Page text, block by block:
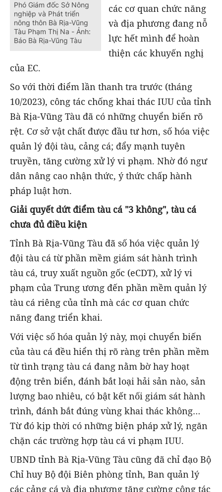
Phó Giám đốc Sở Nông
nghiệp và Phát triển
nông thôn Bà Rịa-Vũng
Tàu Phạm Thị Na - Ảnh:
Báo Bà Rịa-Vũng Tàu
các cơ quan chức năng
và địa phương đang nỗ
lực hết mình để hoàn
thiện các khuyến nghị
của EC.
So với thời điểm lần thanh tra trước (tháng
10/2023), công tác chống khai thác IUU của tỉnh
Bà Rịa-Vũng Tàu đã có những chuyển biến rõ
rệt. Cơ sở vật chất được đầu tư hơn, số hóa việc
quản lý đội tàu, cảng cá; đẩy mạnh tuyên
truyền, tăng cường xử lý vi phạm. Nhờ đó ngư
dân nâng cao nhận thức, ý thức chấp hành
pháp luật hơn.
Giải quyết dứt điểm tàu cá "3 không", tàu cá
chưa đủ điều kiện
Tỉnh Bà Rịa-Vũng Tàu đã số hóa việc quản lý
đội tàu cá từ phần mềm giám sát hành trình
tàu cá, truy xuất nguồn gốc (eCDT), xử lý vi
phạm của Trung ương đến phần mềm quản lý
tàu cá riêng của tỉnh mà các cơ quan chức
năng đang triển khai.
Với việc số hóa quản lý này, mọi chuyển biến
của tàu cá đều hiển thị rõ ràng trên phần mềm
từ tình trạng tàu cá đang nằm bờ hay hoạt
động trên biển, đánh bắt loại hải sản nào, sản
lượng bao nhiêu, có bật kết nối giám sát hành
trình, đánh bắt đúng vùng khai thác không…
Từ đó kịp thời có những biện pháp xử lý, ngăn
chặn các trường hợp tàu cá vi phạm IUU.
UBND tỉnh Bà Rịa-Vũng Tàu cũng đã chỉ đạo Bộ
Chỉ huy Bộ đội Biên phòng tỉnh, Ban quản lý
các cảng cá và địa phương tăng cường công tác